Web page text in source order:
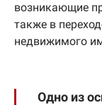
возникающие
также в
недвижимого
Одно из